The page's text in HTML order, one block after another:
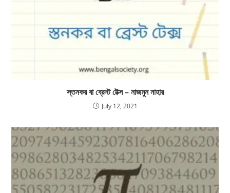
স্তনকর বা ব্রেস্ট টেক্স – নাজমুন নাহার
July 12, 2021